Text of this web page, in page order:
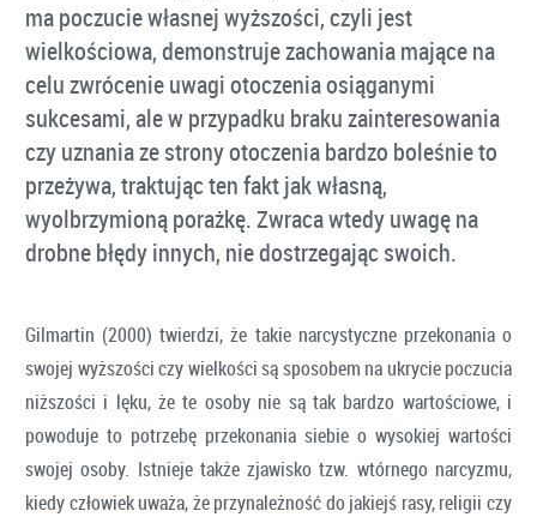
ma poczucie własnej wyższości, czyli jest
wielkościowa, demonstruje zachowania mające na
celu zwrócenie uwagi otoczenia osiąganymi
sukcesami, ale w przypadku braku zainteresowania
czy uznania ze strony otoczenia bardzo boleśnie to
przeżywa, traktując ten fakt jak własną,
wyolbrzymioną porażkę. Zwraca wtedy uwagę na
drobne błędy innych, nie dostrzegając swoich.
Gilmartin (2000) twierdzi, że takie narcystyczne przekonania o
swojej wyższości czy wielkości są sposobem na ukrycie poczucia
niższości i lęku, że te osoby nie są tak bardzo wartościowe, i
powoduje to potrzebę przekonania siebie o wysokiej wartości
swojej osoby. Istnieje także zjawisko tzw. wtórnego narcyzmu,
kiedy człowiek uważa, że przynależność do jakiejś rasy, religii czy